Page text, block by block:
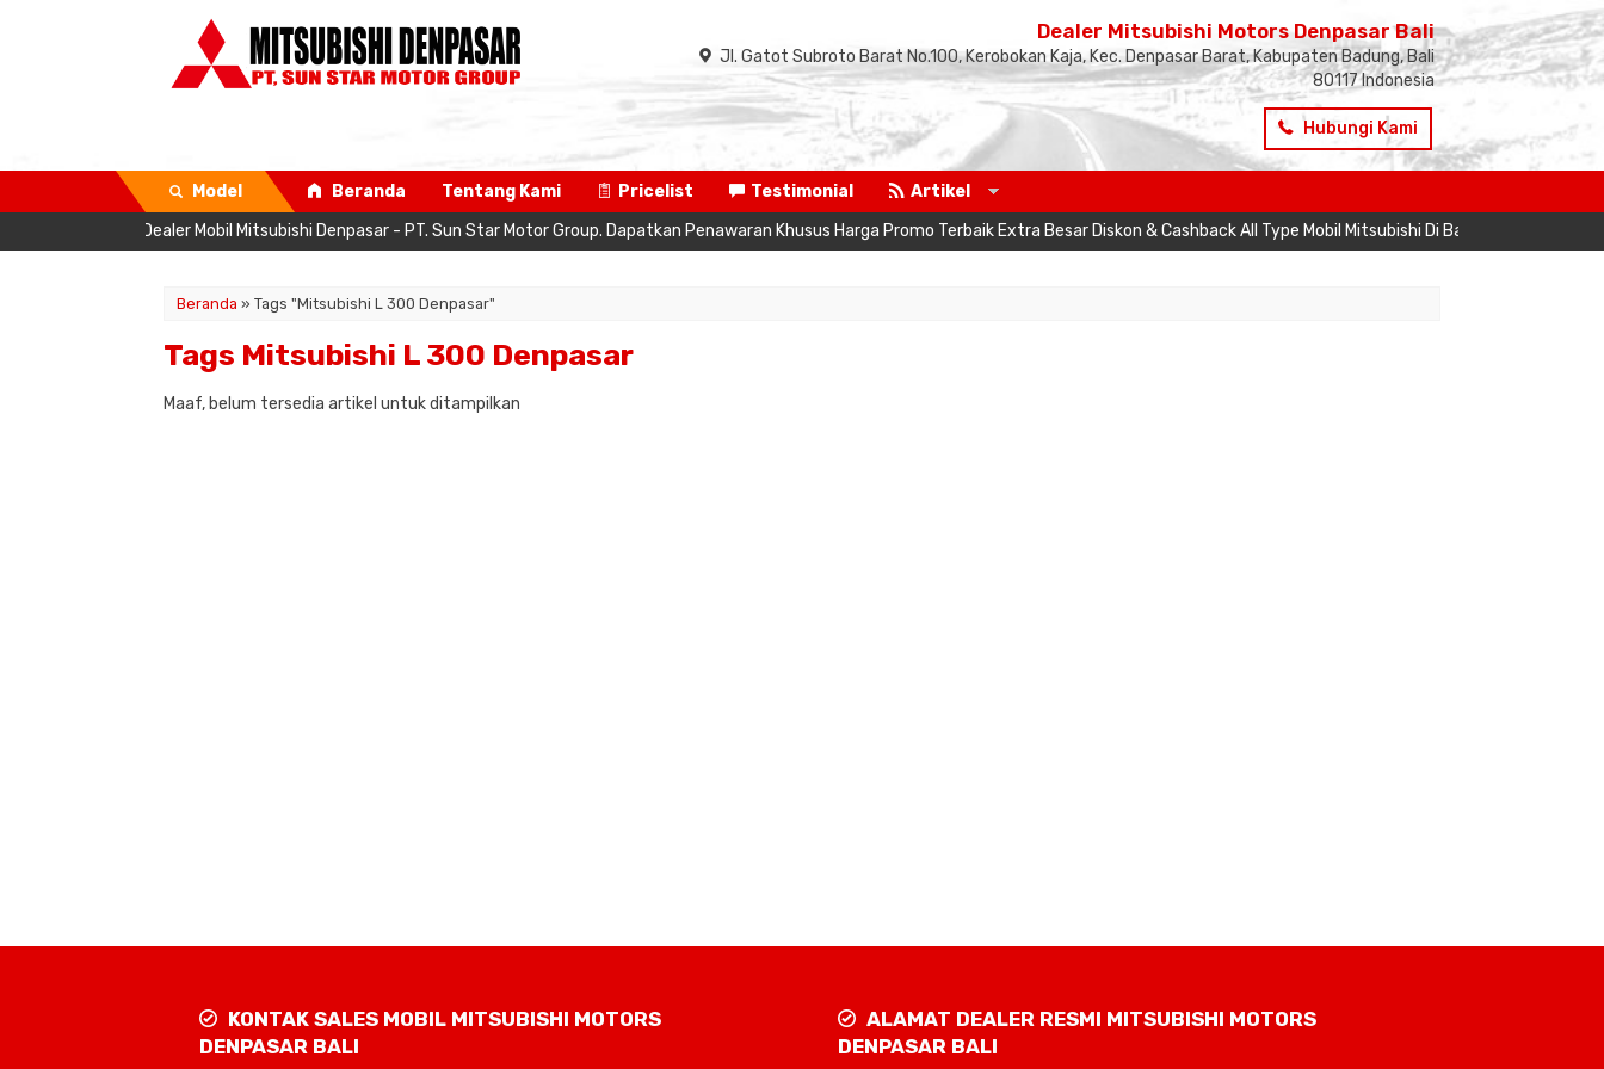
Dealer Mitsubishi Motors Denpasar Bali
Jl. Gatot Subroto Barat No.100, Kerobokan Kaja, Kec. Denpasar Barat, Kabupaten Badung, Bali
80117 Indonesia
Hubungi Kami
Model Beranda Tentang Kami Pricelist Testimonial
Artikel
Resmi Dealer Mobil Mitsubishi Denpasar - PT. Sun Star Motor Group. Dapatkan Penawaran Khusus Harga Promo Terbaik Extra Besar Diskon & Cashback All Type Mobil Mitsubishi Di Bali Berlaku
Beranda » Tags "Mitsubishi L 300 Denpasar"
Tags Mitsubishi L 300 Denpasar
Maaf, belum tersedia artikel untuk ditampilkan
KONTAK SALES MOBIL MITSUBISHI MOTORS
DENPASAR BALI
ALAMAT DEALER RESMI MITSUBISHI MOTORS
DENPASAR BALI